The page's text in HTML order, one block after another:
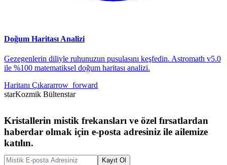
Doğum Haritası Analizi
Gezegenlerin diliyle ruhunuzun pusulasını keşfedin. Astromath v5.0
ile %100 matematiksel doğum haritası analizi.
Haritanı Çıkararrow_forward
starKozmik Bültenstar
Kristallerin mistik frekansları ve özel fırsatlardan
haberdar olmak için e-posta adresiniz ile ailemize
katılın.
Kayıt Ol